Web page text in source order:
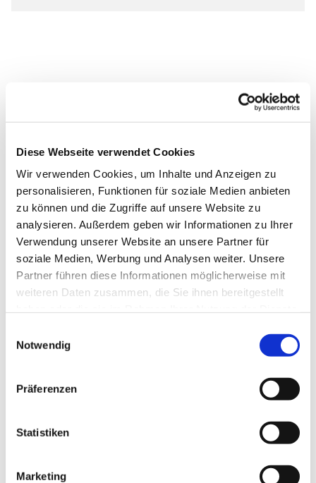
Diese Webseite verwendet Cookies
Wir verwenden Cookies, um Inhalte und Anzeigen zu
personalisieren, Funktionen für soziale Medien anbieten
zu können und die Zugriffe auf unsere Website zu
analysieren. Außerdem geben wir Informationen zu Ihrer
Verwendung unserer Website an unsere Partner für
soziale Medien, Werbung und Analysen weiter. Unsere
Partner führen diese Informationen möglicherweise mit
weiteren Daten zusammen, die Sie ihnen bereitgestellt
Notwendig
Präferenzen
Statistiken
Marketing